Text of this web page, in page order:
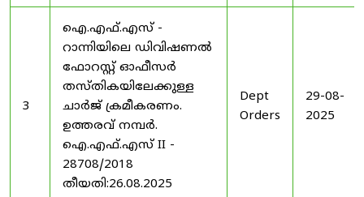
3
ഐ.എഫ്.എസ് -
റാന്നിയിലെ ഡിവിഷണൽ
ഫോറസ്റ്റ് ഓഫീസർ
തസ്തികയിലേക്കുള്ള
ചാർജ് ക്രമീകരണം.
ഉത്തരവ് നമ്പർ.
ഐ.എഫ്.എസ് II -
28708/2018
തീയതി:26.08.2025
Dept
Orders
29-08-
2025